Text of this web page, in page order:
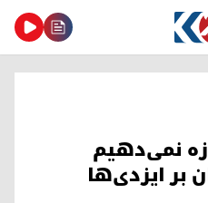
نمی‌دهیم
بر ایزدی‌ها